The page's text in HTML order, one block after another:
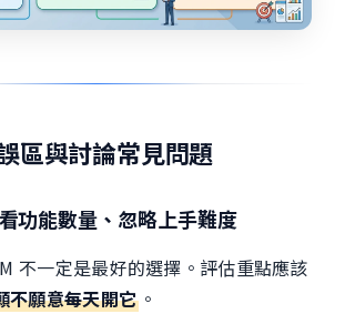
區與討論常見問題
功能數量、忽略上手難度
不一定是最好的選擇。評估重點應該
不願意每天開它 。